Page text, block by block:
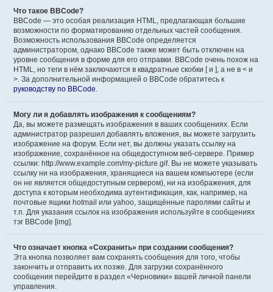
Что такое BBCode?
BBCode — это особая реализация HTML, предлагающая большие
возможности по форматированию отдельных частей сообщения.
Возможность использования BBCode определяется
администратором, однако BBCode также может быть отключен на
уровне сообщения в форме для его отправки. BBCode очень похож на
HTML, но теги в нём заключаются в квадратные скобки [ и ], а не в < и
>. За дополнительной информацией о BBCode обратитесь к
руководству по BBCode
Могу ли я добавлять изображения к сообщениям?
Да, вы можете размещать изображения в ваших сообщениях. Если
администратор разрешил добавлять вложения, вы можете загрузить
изображение на форум. Если нет, вы должны указать ссылку на
изображение, сохранённое на общедоступном веб-сервере. Пример
ссылки: http://www.example.com/my-picture.gif. Вы не можете указывать
ссылку ни на изображения, хранящиеся на вашем компьютере (если
он не является общедоступным сервером), ни на изображения, для
доступа к которым необходима аутентификация, как, например, на
почтовые ящики hotmail или yahoo, защищённые паролями сайты и
т.п. Для указания ссылок на изображения используйте в сообщениях
тэг BBCode [img].
Что означает кнопка «Сохранить» при создании сообщения?
Эта кнопка позволяет вам сохранять сообщения для того, чтобы
закончить и отправить их позже. Для загрузки сохранённого
сообщения перейдите в раздел «Черновики» вашей личной панели
управления.